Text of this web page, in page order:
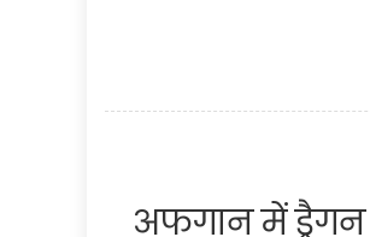
अफगान में